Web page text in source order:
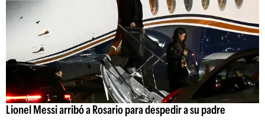
Lionel Messi arribó a Rosario para despedir a su padre